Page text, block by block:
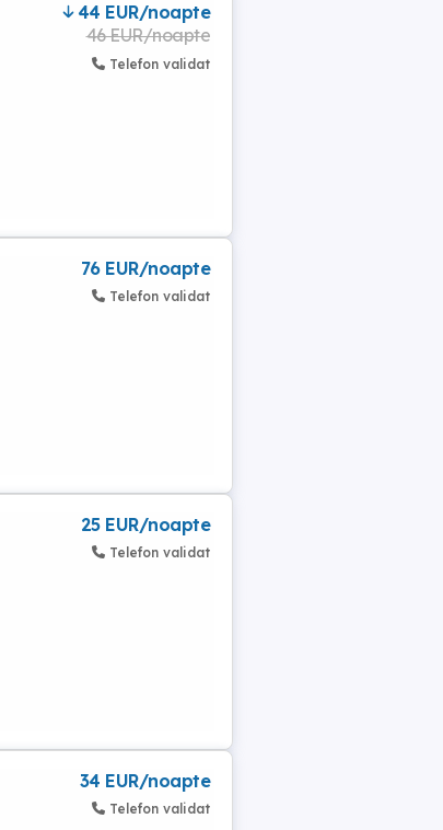
44 EUR/noapte
46 EUR/noapte
Telefon validat
76 EUR/noapte
Telefon validat
25 EUR/noapte
Telefon validat
34 EUR/noapte
Telefon validat